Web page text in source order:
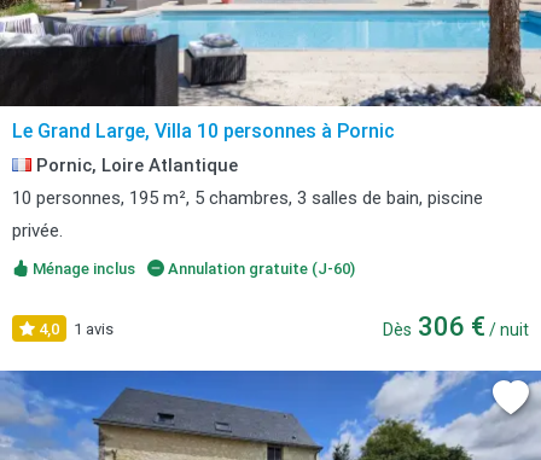
Le Grand Large, Villa 10 personnes à Pornic
Pornic, Loire Atlantique
10 personnes, 195 m², 5 chambres, 3 salles de bain, piscine
privée.
Ménage inclus Annulation gratuite (J-60)
4,0 1 avis Dès 306 € / nuit